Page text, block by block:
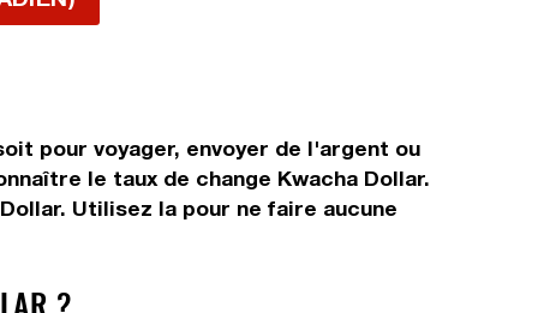
pour voyager, envoyer de l'argent ou
le taux de change Kwacha Dollar.
Utilisez la pour ne faire aucune
?